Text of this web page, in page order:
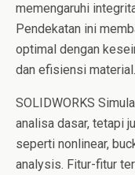
memengaruhi
Pendekatan ini
optimal dengan
dan efisiensi material.
SOLIDWORKS
analisa dasar, tetapi
seperti nonlinear,
analysis. Fitur-fitur